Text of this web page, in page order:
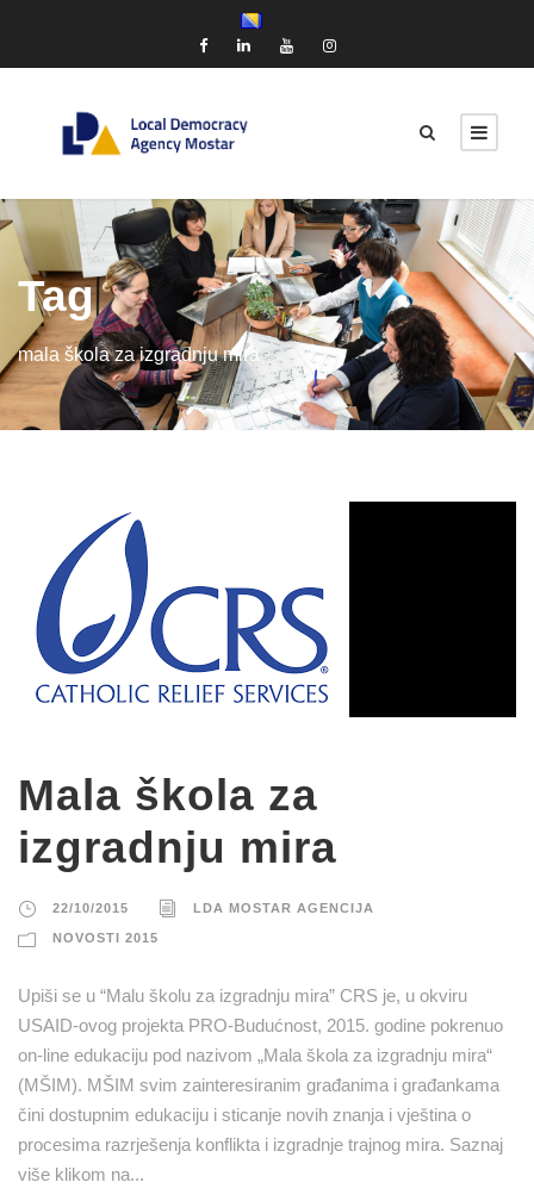
Tag
mala škola za izgradnju mira
Mala škola za
izgradnju mira
22/10/2015 LDA MOSTAR AGENCIJA
NOVOSTI 2015
Upiši se u “Malu školu za izgradnju mira” CRS je, u okviru
USAID-ovog projekta PRO-Budućnost, 2015. godine pokrenuo
on-line edukaciju pod nazivom „Mala škola za izgradnju mira“
(MŠIM). MŠIM svim zainteresiranim građanima i građankama
čini dostupnim edukaciju i sticanje novih znanja i vještina o
procesima razrješenja konflikta i izgradnje trajnog mira. Saznaj
više klikom na...